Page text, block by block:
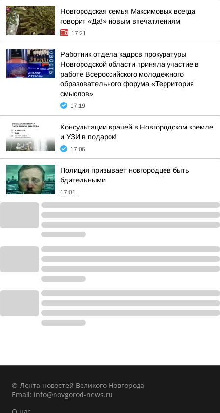
Новгородская семья Максимовых всегда
говорит «Да!» новым впечатлениям
17:21
Работник отдела кадров прокуратуры
Новгородской области приняла участие в
работе Всероссийского молодежного
образовательного форума «Территория
смыслов»
17:19
Консультации врачей в Новгородском кремле
и УЗИ в подарок!
17:06
Полиция призывает новгородцев быть
бдительными
17:01
© Лента новостей Великого Новгорода
Email: info@novgorod-news.ru